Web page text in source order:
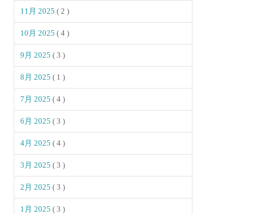
11月 2025( 2 )
10月 2025( 4 )
9月 2025( 3 )
8月 2025( 1 )
7月 2025( 4 )
6月 2025( 3 )
4月 2025( 4 )
3月 2025( 3 )
2月 2025( 3 )
1月 2025( 3 )